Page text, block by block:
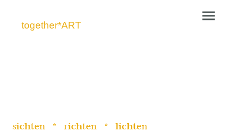
together*ART
sichten * richten * lichten